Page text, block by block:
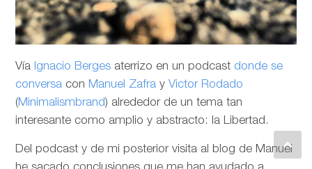
Vía Ignacio Berges aterrizo en un podcast donde se
conversa con Manuel Zafra y Victor Rodado
(Minimalismbrand) alrededor de un tema tan
interesante como amplio y abstracto: la Libertad.
Del podcast y de mi posterior visita al blog de Manuel